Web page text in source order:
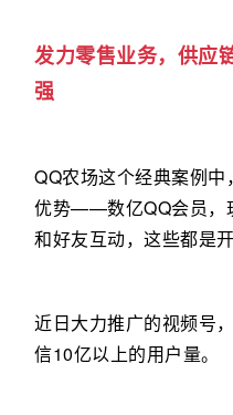
发力零售业务，供应
强
QQ农场这个经典案例
优势——数亿QQ会员，
和好友互动，这些都是
近日大力推广的视频号
信10亿以上的用户量。